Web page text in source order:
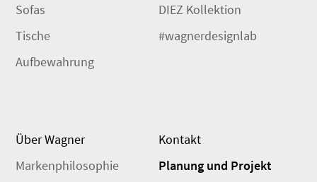
Sofas
Tische
Aufbewahrung
DIEZ Kollektion
#wagnerdesignlab
Über Wagner
Markenphilosophie
Kontakt
Planung und Projekt